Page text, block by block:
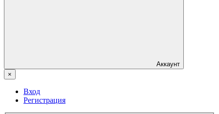
Аккаунт
×
Вход
Регистрация